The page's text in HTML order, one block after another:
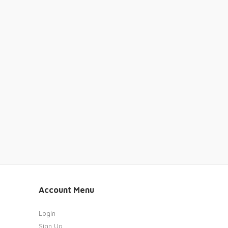
Account Menu
Login
Sign Up